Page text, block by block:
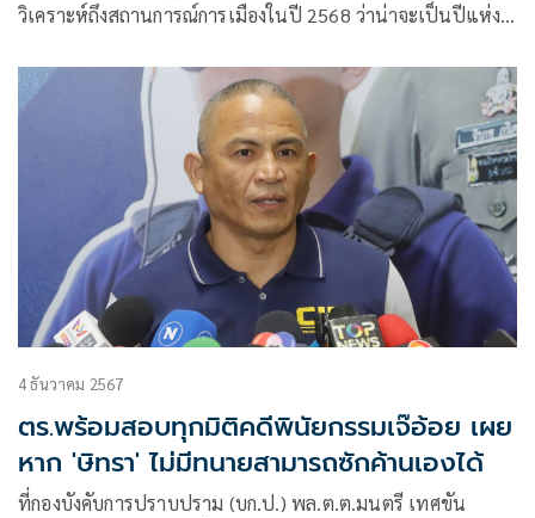
วิเคราะห์ถึงสถานการณ์การเมืองในปี 2568 ว่าน่าจะเป็นปีแห่ง
4 ธันวาคม 2567
ตร.พร้อมสอบทุกมิติคดีพินัยกรรมเจ๊อ้อย เผย
หาก 'ษิทรา' ไม่มีทนายสามารถซักค้านเองได้
ที่กองบังคับการปราบปราม (บก.ป.) พล.ต.ต.มนตรี เทศขัน